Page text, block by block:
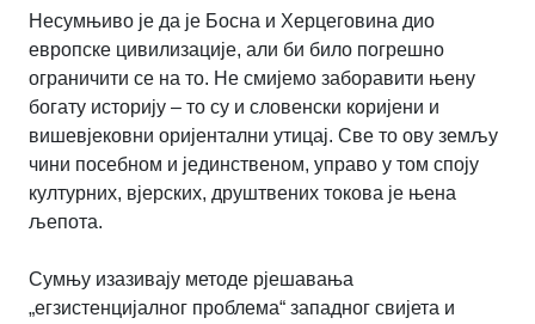
Несумњиво је да је Босна и Херцеговина дио
европске цивилизације, али би било погрешно
ограничити се на то. Не смијемо заборавити њену
богату историју – то су и словенски коријени и
вишевјековни оријентални утицај. Све то ову земљу
чини посебном и јединственом, управо у том споју
културних, вјерских, друштвених токова је њена
љепота.
Сумњу изазивају методе рјешавања
„егзистенцијалног проблема“ западног свијета и